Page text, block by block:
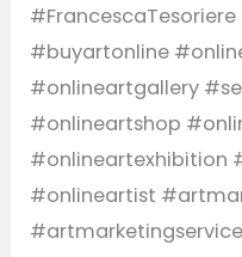
#buyartonline
#onlineartgallery
#onlineartshop
#onlineartexhibition
#onlineartist
#artmarketingservice